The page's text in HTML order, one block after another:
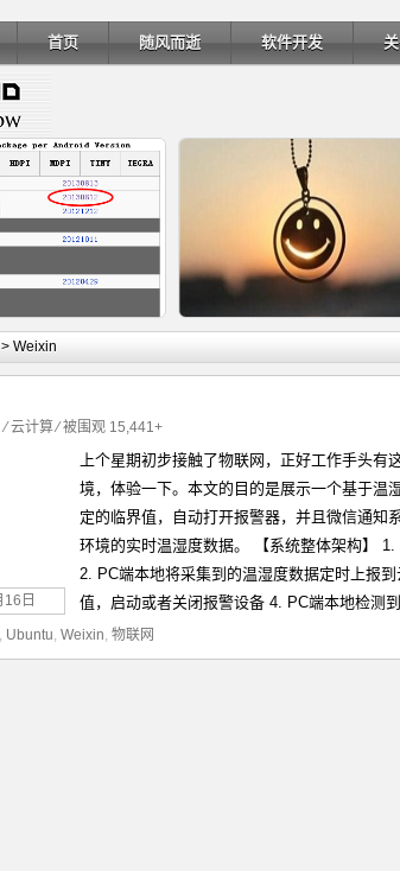
首页 随风而逝 软件开发
详细内容
装账户同步服务 Ubuntu 制作一键安装盘（
> Weixin
⁄云计算⁄ 被围观 15,441+
日
上个星期初步接触了物联网，正好工作手头
境，体验一下。本文的目的是展示一个基于温
定的临界值，自动打开报警器，并且微信通知
环境的实时温湿度数据。 【系统整体架构】
2. PC端本地将采集到的温湿度数据定时上报
值，启动或者关闭报警设备 4. PC端本地检测
, Ubuntu, Weixin, 物联网